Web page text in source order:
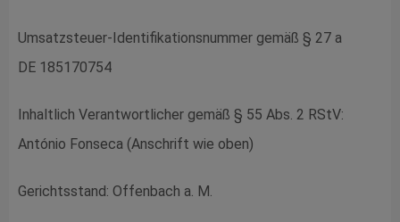
Umsatzsteuer-Identifikationsnummer gemäß § 27 a
DE 185170754
Inhaltlich Verantwortlicher gemäß § 55 Abs. 2 RStV:
António Fonseca (Anschrift wie oben)
Gerichtsstand: Offenbach a. M.